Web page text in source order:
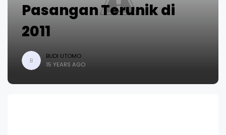
Pasangan Terunik di
2011
B
BUDI UTOMO
15 YEARS AGO